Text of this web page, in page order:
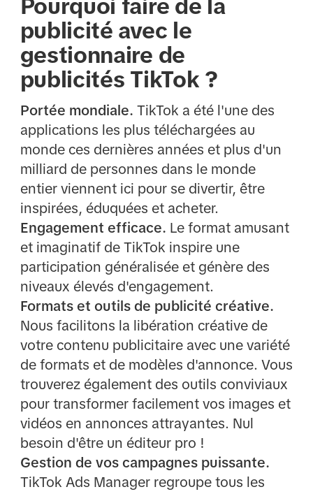
Pourquoi faire de la
publicité avec le
gestionnaire de
publicités TikTok ?
Portée mondiale. TikTok a été l'une des
applications les plus téléchargées au
monde ces dernières années et plus d'un
milliard de personnes dans le monde
entier viennent ici pour se divertir, être
inspirées, éduquées et acheter.
Engagement efficace. Le format amusant
et imaginatif de TikTok inspire une
participation généralisée et génère des
niveaux élevés d'engagement.
Formats et outils de publicité créative.
Nous facilitons la libération créative de
votre contenu publicitaire avec une variété
de formats et de modèles d'annonce. Vous
trouverez également des outils conviviaux
pour transformer facilement vos images et
vidéos en annonces attrayantes. Nul
besoin d'être un éditeur pro !
Gestion de vos campagnes puissante.
TikTok Ads Manager regroupe tous les